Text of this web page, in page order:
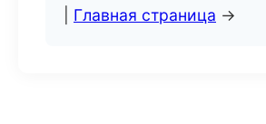
Главная страница →